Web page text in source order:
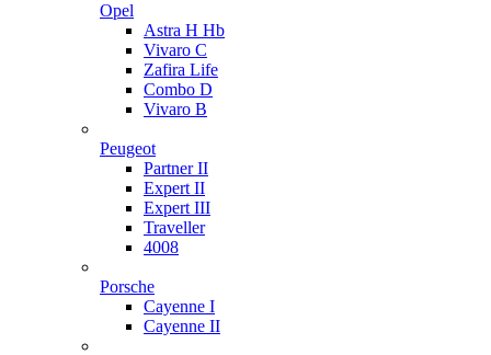
Opel
Astra H Hb
Vivaro C
Zafira Life
Combo D
Vivaro B
Peugeot
Partner II
Expert II
Expert III
Traveller
4008
Porsche
Cayenne I
Cayenne II